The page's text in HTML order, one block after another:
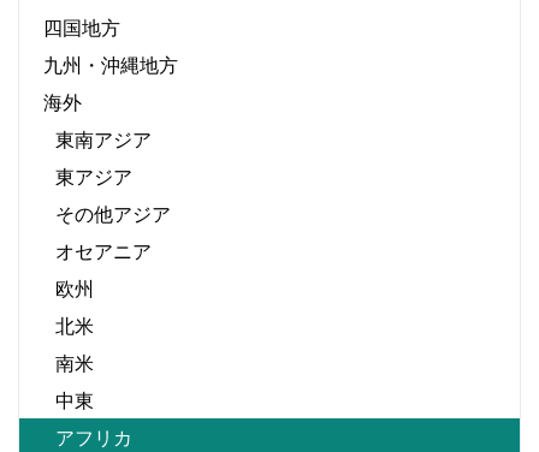
四国地方
九州・沖縄地方
海外
東南アジア
東アジア
その他アジア
オセアニア
欧州
北米
南米
中東
アフリカ